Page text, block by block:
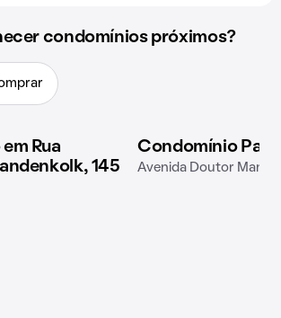
condomínios próximos?
Rua
145
2 imóveis disponíveis
Condomínio
Avenida Doutor Manoel